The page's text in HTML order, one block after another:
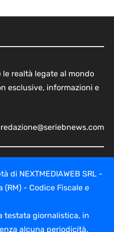
realtà legate al mondo
esclusive, informazioni e
redazione@seriebnews.com
di NEXTMEDIAWEB SRL -
(RM) - Codice Fiscale e
testata giornalistica, in
alcuna periodicità.